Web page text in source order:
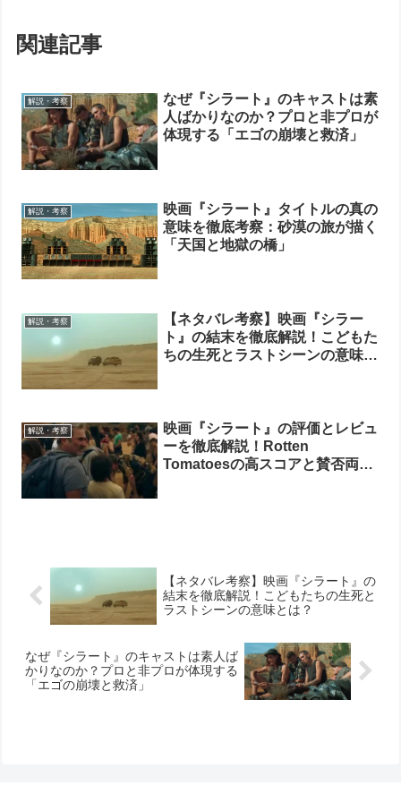
関連記事
解説・考察
なぜ『シラート』のキャストは素
人ばかりなのか？プロと非プロが
体現する「エゴの崩壊と救済」
解説・考察
映画『シラート』タイトルの真の
意味を徹底考察：砂漠の旅が描く
「天国と地獄の橋」
解説・考察
【ネタバレ考察】映画『シラー
ト』の結末を徹底解説！こどもた
ちの生死とラストシーンの意味と
解説・考察
映画『シラート』の評価とレビュ
ーを徹底解説！Rotten
Tomatoesの高スコアと賛否両論
【ネタバレ考察】映画『シラート』の
結末を徹底解説！こどもたちの生死と
ラストシーンの意味とは？
なぜ『シラート』のキャストは素人ば
かりなのか？プロと非プロが体現する
「エゴの崩壊と救済」